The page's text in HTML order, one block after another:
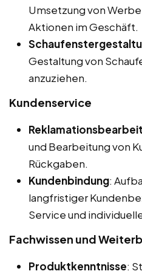
Umsetzung von
Aktionen im Geschäft.
Gestaltung von
anzuziehen.
Kundenservice
und Bearbeitung von
Rückgaben.
Kundenbindung:
langfristiger
Service und
Fachwissen und
Produktkenntnisse: